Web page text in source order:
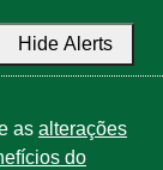
Hide Alerts
as alterações
do